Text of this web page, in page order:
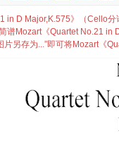
in D Major,K.575》（Cello
谱Mozart《Quartet No.21 in
片另存为...”即可将Mozart《